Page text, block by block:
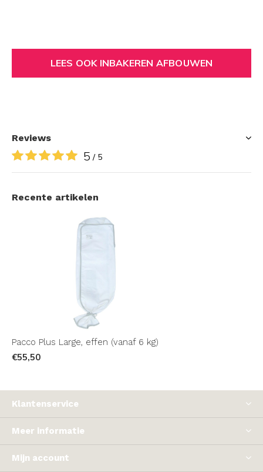
LEES OOK INBAKEREN AFBOUWEN
Reviews
5 / 5
Recente artikelen
Pacco Plus Large, effen (vanaf 6 kg)
€55,50
Klantenservice
Meer informatie
Mijn account